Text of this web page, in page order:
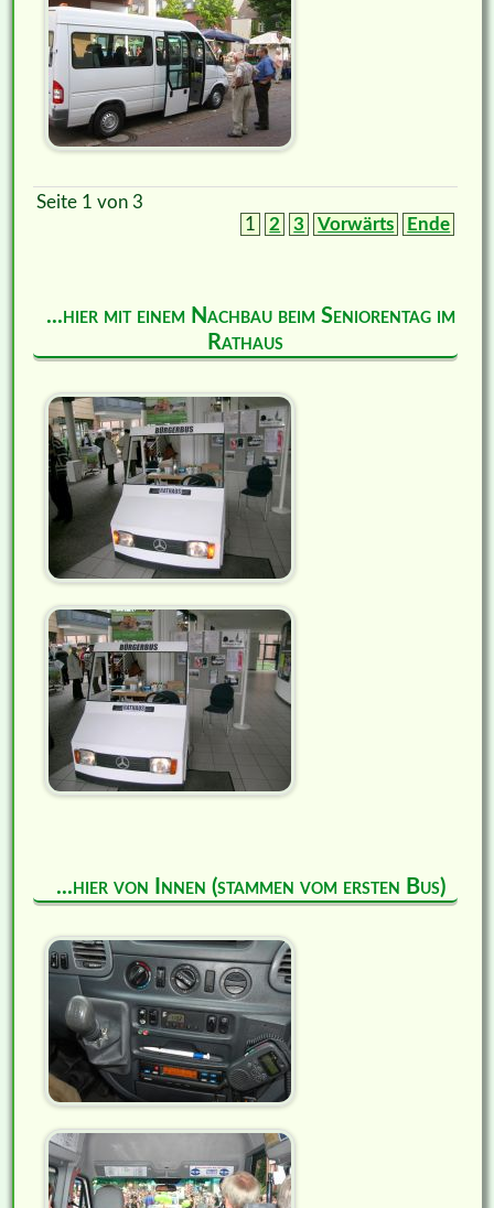
Seite 1 von 3
1
2 3 Vorwärts Ende
...hier mit einem Nachbau beim Seniorentag im
Rathaus
...hier von Innen (stammen vom ersten Bus)